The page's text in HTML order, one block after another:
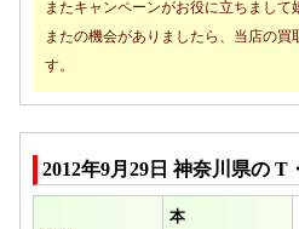
またキャンペーンがお役に立ちまして
またの機会がありましたら、当店の買
す。
2012年9月29日 神奈川県の T
本